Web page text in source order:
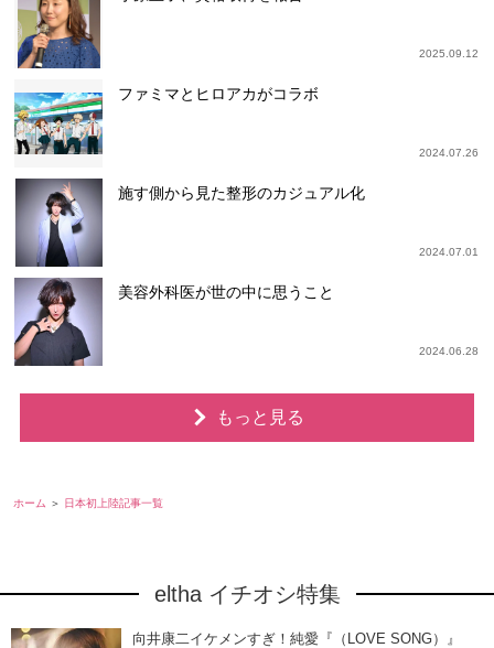
2025.09.12
ファミマとヒロアカがコラボ
2024.07.26
施す側から見た整形のカジュアル化
2024.07.01
美容外科医が世の中に思うこと
2024.06.28
もっと見る
ホーム 日本初上陸記事一覧
eltha イチオシ特集
向井康二イケメンすぎ！純愛『（LOVE SONG）』